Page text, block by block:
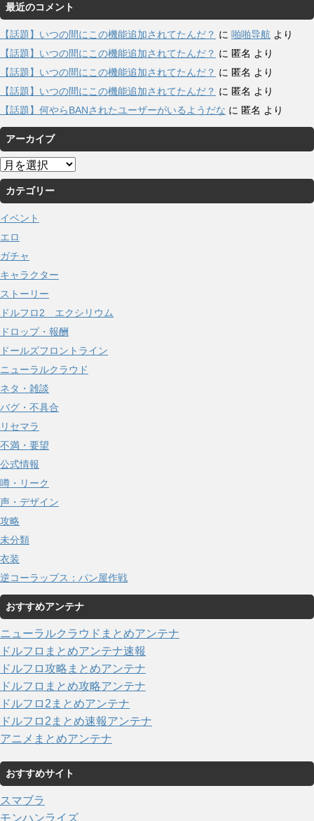
最近のコメント
【話題】いつの間にこの機能追加されてたんだ？ に 啪啪导航 より
【話題】いつの間にこの機能追加されてたんだ？ に 匿名 より
【話題】いつの間にこの機能追加されてたんだ？ に 匿名 より
【話題】いつの間にこの機能追加されてたんだ？ に 匿名 より
【話題】何やらBANされたユーザーがいるようだな に 匿名 より
アーカイブ
ア
ー
カ
イ
ブ
カテゴリー
イベント
エロ
ガチャ
キャラクター
ストーリー
ドルフロ2 エクシリウム
ドロップ・報酬
ドールズフロントライン
ニューラルクラウド
ネタ・雑談
バグ・不具合
リセマラ
不満・要望
公式情報
噂・リーク
声・デザイン
攻略
未分類
衣装
逆コーラップス：パン屋作戦
おすすめアンテナ
ニューラルクラウドまとめアンテナ
ドルフロまとめアンテナ速報
ドルフロ攻略まとめアンテナ
ドルフロまとめ攻略アンテナ
ドルフロ2まとめアンテナ
ドルフロ2まとめ速報アンテナ
アニメまとめアンテナ
おすすめサイト
スマブラ
モンハンライズ